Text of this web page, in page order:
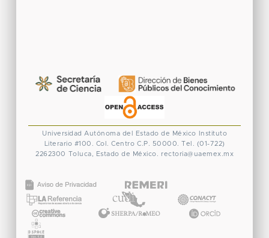
Universidad Autónoma del Estado de México
Instituto
Literario #100. Col. Centro C.P. 50000. Tel. (01-722)
2262300 Toluca, Estado de México. rectoria@uaemex.mx